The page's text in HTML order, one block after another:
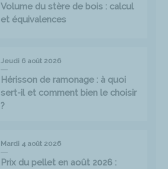
Volume du stère de bois : calcul
et équivalences
Jeudi 6 août 2026
Hérisson de ramonage : à quoi
sert-il et comment bien le choisir
?
Mardi 4 août 2026
Prix du pellet en août 2026 :